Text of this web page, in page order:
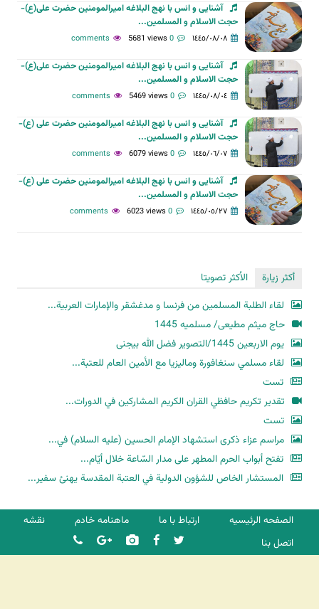
آشنایی و انس با نهج البلاغه امیرالمومنین حضرت علی(ع)-
حجت الاسلام و المسلمین...
١٤٤٥/٠٨/٠٨ 0 comments
5681 views
آشنایی و انس با نهج البلاغه امیرالمومنین حضرت علی(ع)-
حجت الاسلام و المسلمین...
١٤٤٥/٠٨/٠٤ 0 comments
5469 views
آشنایی و انس با نهج البلاغه امیرالمومنین حضرت علی (ع)-
حجت الاسلام و المسلمین...
١٤٤٥/٠٦/٠٧ 0 comments
6079 views
آشنایی و انس با نهج البلاغه امیرالمومنین حضرت علی (ع)-
حجت الاسلام و المسلمین...
١٤٤٥/٠٥/٢٧ 0 comments
6023 views
أكثر زيارة
الأكثر تصويتا
لقاء الطلبة المسلمين من فرنسا و مدغشقر والإمارات العربية...
حاج میثم مطیعی/ مسلمیه 1445
یوم الاربعین 1445/التصویر فضل الله بیجنی
لقاء مسلمي سنغافورة وماليزيا مع الأمين العام للعتبة...
تست
تقدير تكريم حافظي القران الكريم المشاركين في الدورات...
تست
مراسم عزاء ذكرى استشهاد الإمام الحسين (عليه السلام) في...
تفتح أبواب الحرم المطهر على مدار السّاعة خلال أيّام...
المستشار الخاص للشؤون الدولية في العتبة المقدسة يهنئ سفير...
الصفحه الرئیسیه ارتباط با ما ماهنامه خادم
نقشه
اتصل بنا